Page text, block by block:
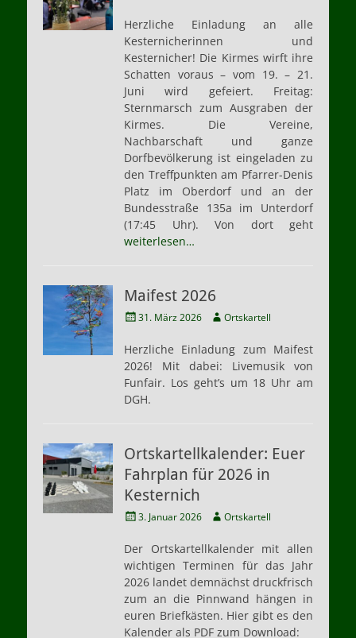
Herzliche Einladung an alle
Kesternicherinnen und
Kesternicher! Die Kirmes wirft ihre
Schatten voraus – vom 19. – 21.
Juni wird gefeiert. Freitag:
Sternmarsch zum Ausgraben der
Kirmes. Die Vereine,
Nachbarschaft und ganze
Dorfbevölkerung ist eingeladen zu
den Treffpunkten am Pfarrer-Denis
Platz im Oberdorf und an der
Bundesstraße 135a im Unterdorf
(17:45 Uhr). Von dort geht
weiterlesen…
Maifest 2026
Veröffentlicht
31. März 2026 AutorOrtskartell
Herzliche Einladung zum Maifest
2026! Mit dabei: Livemusik von
Funfair. Los geht’s um 18 Uhr am
DGH.
Ortskartellkalender: Euer
Fahrplan für 2026 in
Kesternich
Veröffentlicht
3. Januar 2026 AutorOrtskartell
Der Ortskartellkalender mit allen
wichtigen Terminen für das Jahr
2026 landet demnächst druckfrisch
zum an die Pinnwand hängen in
euren Briefkästen. Hier gibt es den
Kalender als PDF zum Download: